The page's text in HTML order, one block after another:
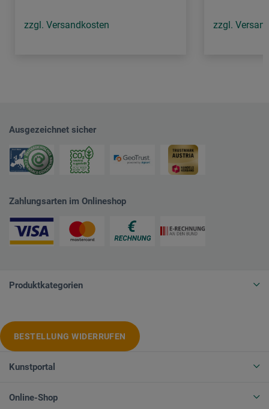
zzgl. Versandkosten zzgl.
Ausgezeichnet sicher
Zahlungsarten im Onlineshop
Produktkategorien
BESTELLUNG WIDERRUFEN
Kunstportal
Online-Shop